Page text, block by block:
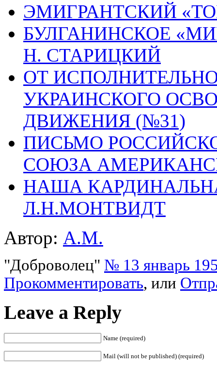
ЭМИГРАНТСКИЙ
БУЛГАНИНСКОЕ
Н. СТАРИЦКИЙ
ОТ
УКРАИНСКОГО
ДВИЖЕНИЯ (№31)
ПИСЬМО
СОЮЗА
НАША
Л.Н.МОНТВИДТ
Автор: A.M.
"Доброволец" № 13 январь
Прокомментировать, или
Leave a Reply
Name (required)
Mail (will not be published) (required)